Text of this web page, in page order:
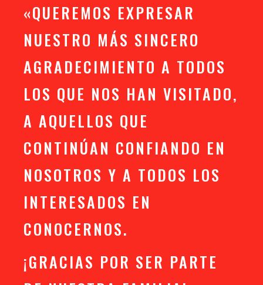
«QUEREMOS EXPRESAR
NUESTRO MÁS SINCERO
AGRADECIMIENTO A TODOS
LOS QUE NOS HAN VISITADO,
A AQUELLOS QUE
CONTINÚAN CONFIANDO EN
NOSOTROS Y A TODOS LOS
INTERESADOS EN
CONOCERNOS.
¡GRACIAS POR SER PARTE